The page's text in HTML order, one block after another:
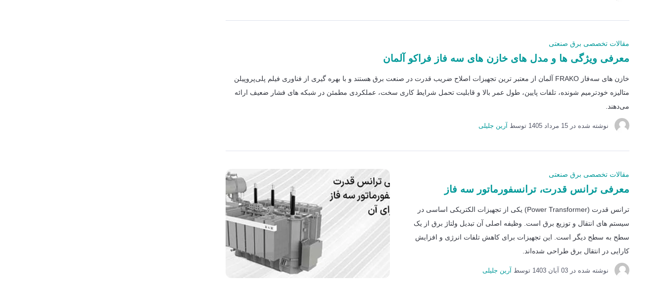
مقالات تخصصی برق صنعتی
معرفی ویژگی ها و مدل های خازن های سه فاز فراکو آلمان
خازن های سه‌فاز FRAKO آلمان از معتبر ترین تجهیزات اصلاح ضریب قدرت در صنعت برق هستند و با بهره گیری از فناوری فیلم پلی‌پروپیلن
متالیزه خودترمیم شونده، تلفات پایین، طول عمر بالا و قابلیت تحمل شرایط کاری سخت، عملکردی مطمئن در شبکه های فشار ضعیف ارائه
می‌دهند.
نوشته شده در 15 مرداد 1405 توسط آرین جلیلی
مقالات تخصصی برق صنعتی
معرفی ترانس قدرت، ترانسفورماتور سه فاز
ترانس قدرت (Power Transformer) یکی از تجهیزات الکتریکی اساسی در
سیستم های انتقال و توزیع برق است. وظیفه اصلی آن تبدیل ولتاژ برق از یک
سطح به سطح دیگر است. این تجهیزات برای کاهش تلفات انرژی و افزایش
کارایی در انتقال برق طراحی شده‌اند.
نوشته شده در 03 آبان 1403 توسط آرین جلیلی